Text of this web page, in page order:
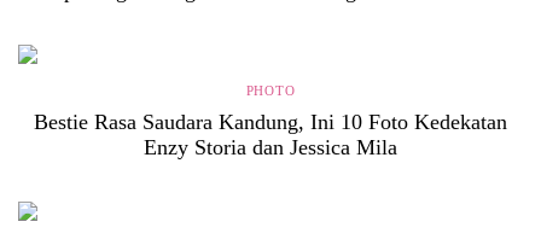
PHOTO
Bestie Rasa Saudara Kandung, Ini 10 Foto Kedekatan
Enzy Storia dan Jessica Mila